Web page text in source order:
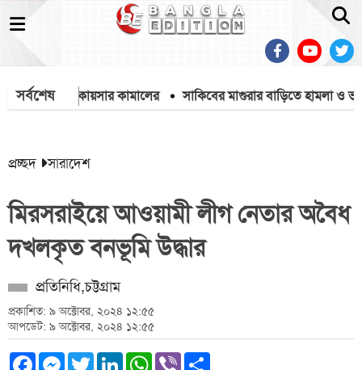
সর্বশেষ
ব্যারিস্টার কায়সার কামালের সাকিবের মাগুরার বাড়িতে হামলা ও ভাঙচুর
প্রচ্ছদ সারাদেশ
মিরসরাইয়ে আওয়ামী লীগ নেতার অবৈধ
দখলকৃত বনভূমি উদ্ধার
প্রতিনিধি,চট্টগ্রাম
প্রকাশিত: ৯ অক্টোবর, ২০২৪ ১২:৫৫
আপডেট: ৯ অক্টোবর, ২০২৪ ১২:৫৫
Facebook
Messenger
TwitterLinkedInWhatsApp
Viber